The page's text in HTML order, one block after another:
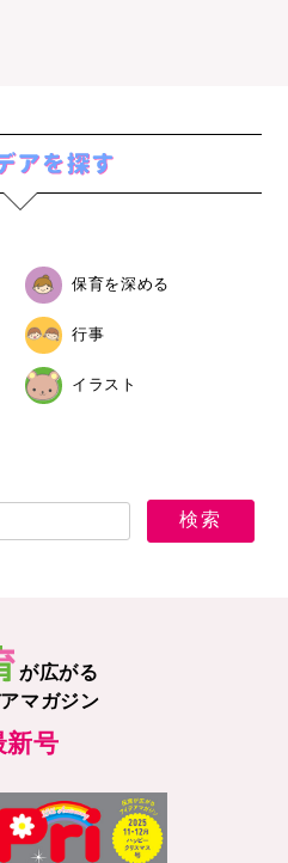
保育を深める
行事
イラスト
が広がる
マガジン
新号